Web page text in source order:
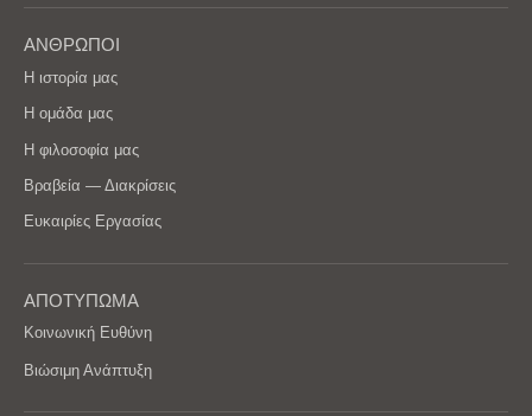
ΑΝΘΡΩΠΟΙ
Η ιστορία μας
Η ομάδα μας
Η φιλοσοφία μας
Βραβεία — Διακρίσεις
Ευκαιρίες Εργασίας
ΑΠΟΤΥΠΩΜΑ
Κοινωνική Ευθύνη
Βιώσιμη Ανάπτυξη